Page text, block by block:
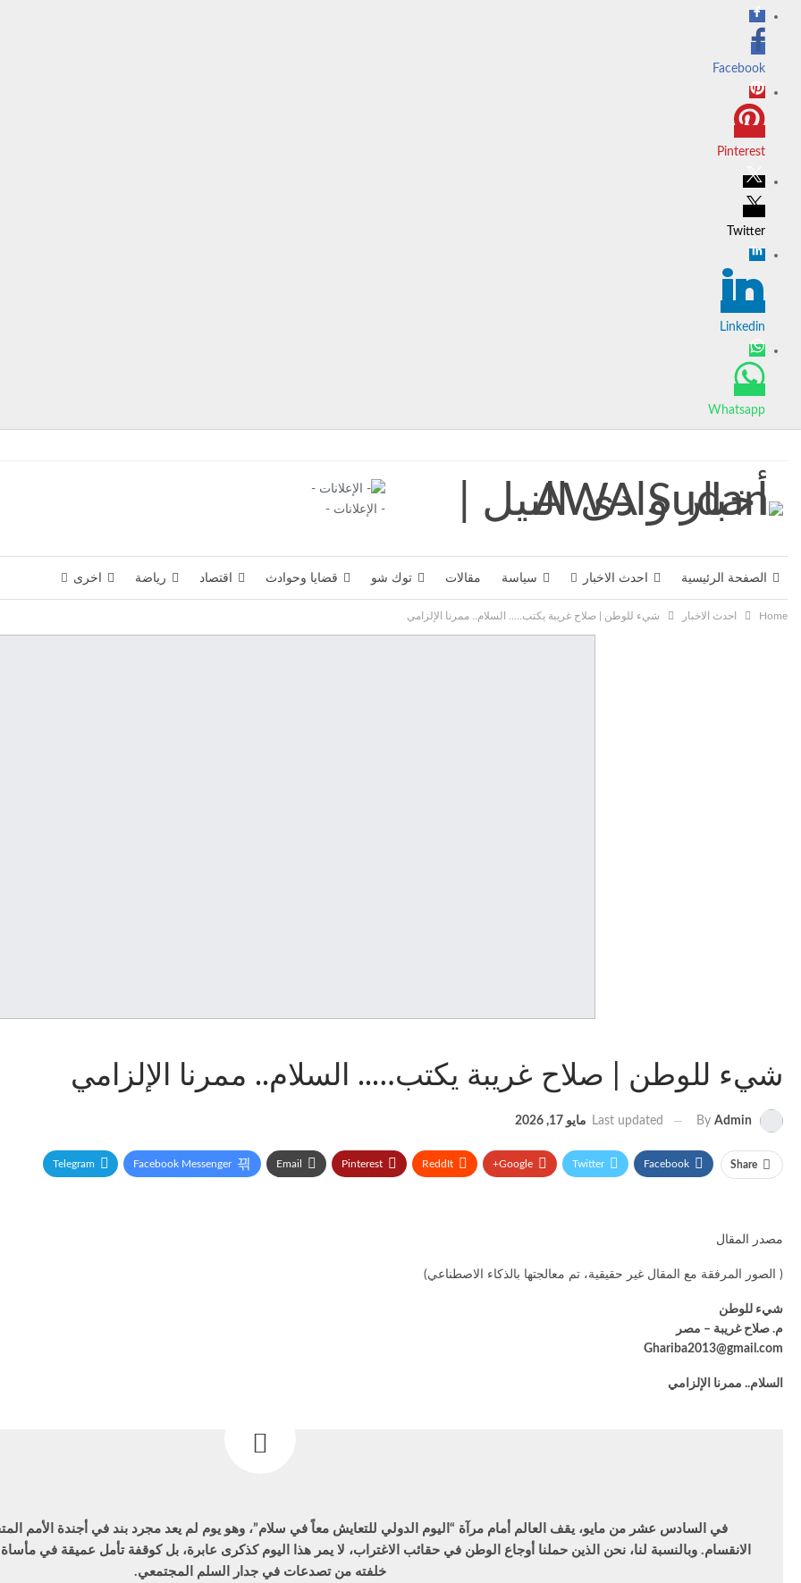
Facebook
Pinterest
Twitter
Linkedin
Whatsapp
- الإعلانات -
الصفحة الرئيسية احدث الاخبار سياسة مقالات توك شو قضايا وحوادث اقتصاد رياضة اخرى
Home احدث الاخبار شيء للوطن | صلاح غريبة يكتب….. السلام.. ممرنا الإلزامي
شيء للوطن | صلاح غريبة يكتب….. السلام.. ممرنا الإلزامي
By Admin
Last updated مايو 17, 2026
Share
Facebook
Twitter
Google+
ReddIt
Pinterest
Email
Facebook Messenger
Telegram
مصدر المقال
( الصور المرفقة مع المقال غير حقيقية، تم معالجتها بالذكاء الاصطناعي)
شيء للوطن
م. صلاح غريبة – مصر
Ghariba2013@gmail.com
السلام.. ممرنا الإلزامي
في السادس عشر من مايو، يقف العالم أمام مرآة “اليوم الدولي للتعايش معاً في سلام”، وهو يوم لم يعد مجرد بند في أجندة الأمم
الانقسام. وبالنسبة لنا، نحن الذين حملنا أوجاع الوطن في حقائب الاغتراب، لا يمر هذا اليوم كذكرى عابرة، بل كوقفة تأمل عميقة في
خلفته من تصدعات في جدار السلم المجتمعي.